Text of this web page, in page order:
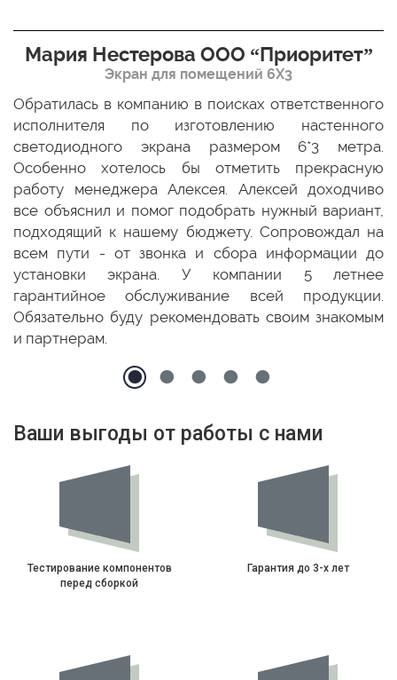
Мария Нестерова ООО “Приоритет”
Экран для помещений 6Х3
Обратилась в компанию в поисках ответственного
исполнителя по изготовлению настенного
светодиодного экрана размером 6*3 метра.
Особенно хотелось бы отметить прекрасную
работу менеджера Алексея. Алексей доходчиво
все объяснил и помог подобрать нужный вариант,
подходящий к нашему бюджету. Сопровождал на
всем пути - от звонка и сбора информации до
установки экрана. У компании 5 летнее
гарантийное обслуживание всей продукции.
Обязательно буду рекомендовать своим знакомым
и партнерам.
Ваши выгоды от работы с нами
Тестирование компонентов
перед сборкой
Гарантия до 3-х лет